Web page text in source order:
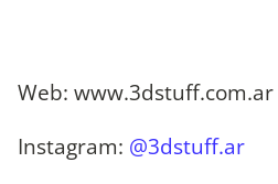
Web: www.3dstuff.com.ar
Instagram: @3dstuff.ar